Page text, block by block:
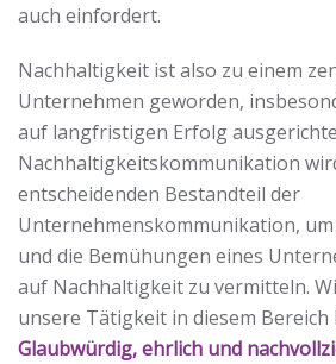
auch einfordert.
Nachhaltigkeit ist also zu einem
Unternehmen geworden,
auf langfristigen Erfolg
Nachhaltigkeitskommunikation
entscheidenden Bestandteil der
Unternehmenskommunikation,
und die Bemühungen eines
auf Nachhaltigkeit zu vermitteln.
unsere Tätigkeit in diesem Bereich
Glaubwürdig, ehrlich und